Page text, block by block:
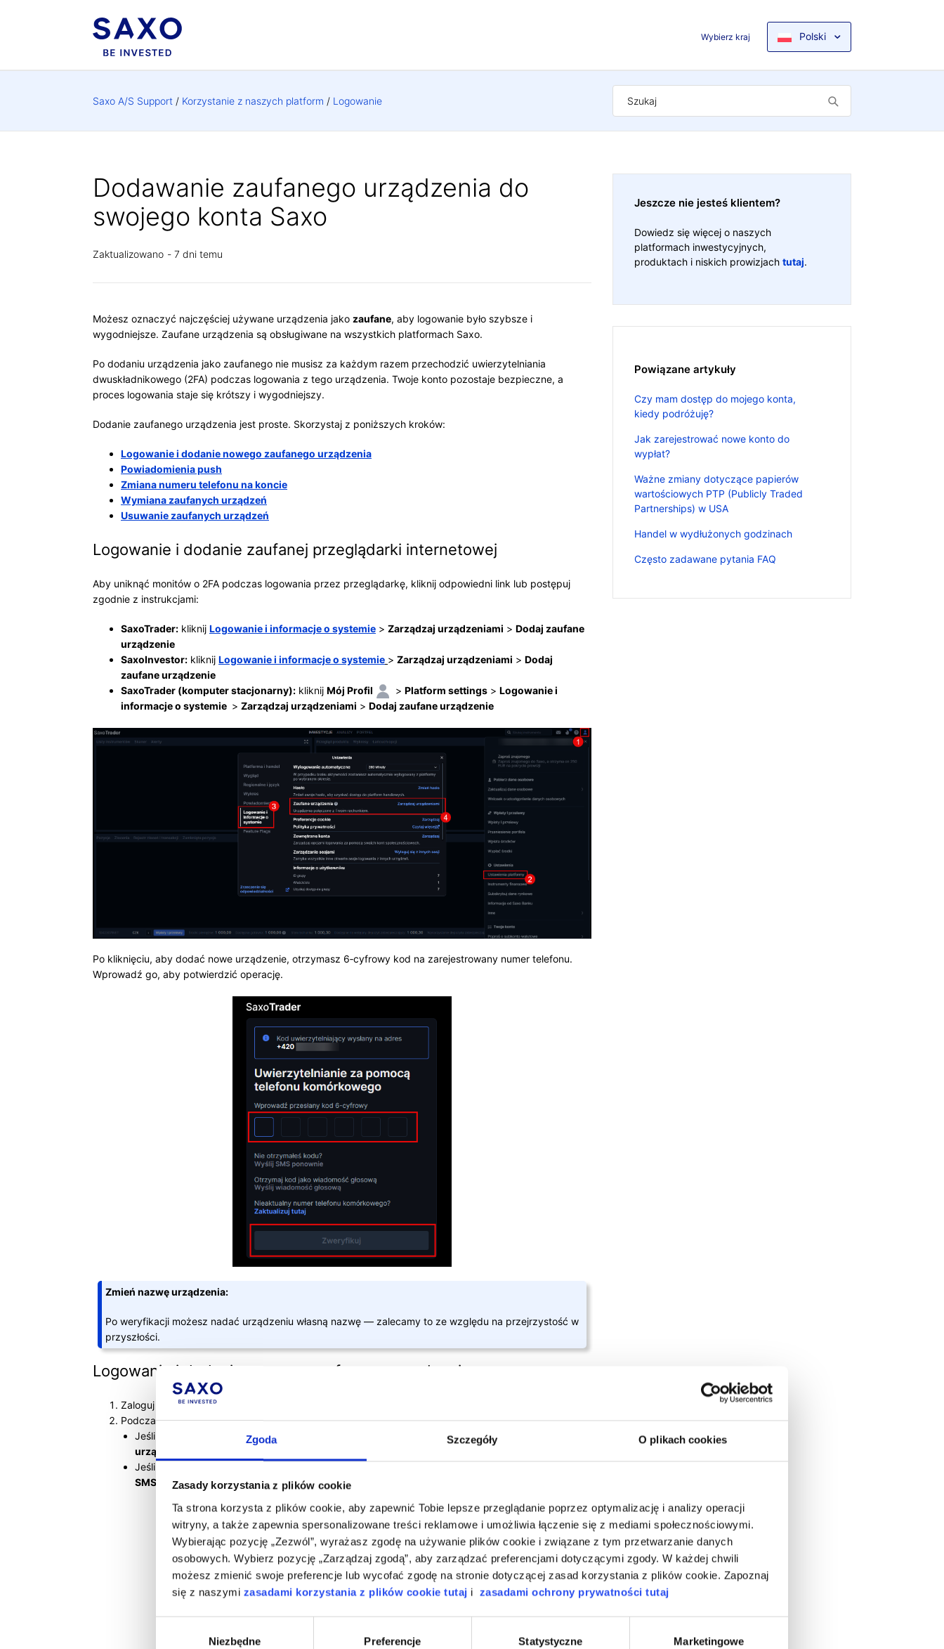
Zgoda Szczegóły O plikach cookies
Zasady korzystania z plików cookie
Ta strona korzysta z plików cookie, aby zapewnić Tobie lepsze przeglądanie poprzez optymalizację i analizy operacji
witryny, a także zapewnia spersonalizowane treści reklamowe i umożliwia łączenie się z mediami społecznościowymi.
Wybierając pozycję „Zezwól”, wyrażasz zgodę na używanie plików cookie i związane z tym przetwarzanie danych
osobowych. Wybierz pozycję „Zarządzaj zgodą”, aby zarządzać preferencjami dotyczącymi zgody. W każdej chwili
możesz zmienić swoje preferencje lub wycofać zgodę na stronie dotyczącej zasad korzystania z plików cookie. Zapoznaj
się z naszymi zasadami korzystania z plików cookie tutaj i zasadami ochrony prywatności tutaj
Niezbędne Preferencje Statystyczne Marketingowe
Wybierz kraj Polski
Saxo A/S Support Korzystanie z naszych platform Logowanie
Dodawanie zaufanego urządzenia do
swojego konta Saxo
Zaktualizowano 7 dni temu
Możesz oznaczyć najczęściej używane urządzenia jako zaufane, aby logowanie było szybsze i
wygodniejsze. Zaufane urządzenia są obsługiwane na wszystkich platformach Saxo.
Po dodaniu urządzenia jako zaufanego nie musisz za każdym razem przechodzić uwierzytelniania
dwuskładnikowego (2FA) podczas logowania z tego urządzenia. Twoje konto pozostaje bezpieczne, a
proces logowania staje się krótszy i wygodniejszy.
Dodanie zaufanego urządzenia jest proste. Skorzystaj z poniższych kroków:
Logowanie i dodanie nowego zaufanego urządzenia
Powiadomienia push
Zmiana numeru telefonu na koncie
Wymiana zaufanych urządzeń
Usuwanie zaufanych urządzeń
Logowanie i dodanie zaufanej przeglądarki internetowej
Aby uniknąć monitów o 2FA podczas logowania przez przeglądarkę, kliknij odpowiedni link lub postępuj
zgodnie z instrukcjami:
SaxoTrader: kliknij Logowanie i informacje o systemie > Zarządzaj urządzeniami > Dodaj zaufane
urządzenie
SaxoInvestor: kliknij Logowanie i informacje o systemie > Zarządzaj urządzeniami > Dodaj
zaufane urządzenie
SaxoTrader (komputer stacjonarny): kliknij Mój Profil > Platform settings > Logowanie i
informacje o systemie > Zarządzaj urządzeniami > Dodaj zaufane urządzenie
Po kliknięciu, aby dodać nowe urządzenie, otrzymasz 6‑cyfrowy kod na zarejestrowany numer telefonu.
Wprowadź go, aby potwierdzić operację.
Zmień nazwę urządzenia:
Po weryfikacji możesz nadać urządzeniu własną nazwę — zalecamy to ze względu na przejrzystość w
przyszłości.
Logowanie i dodanie nowego zaufanego urządzenia
Zaloguj się, podając User ID i hasło, a następnie kliknij
Podczas logowania z nowego urządzenia zostaniesz poproszony o weryfikację:
Jeśli masz aplikację Saxo na telefonie i masz włączone
Face ID, odcisk palca lub kod/PIN
urządzenia
Jeśli nie masz aplikacji Saxo: zatwierdź logowanie, wpisując kod weryfikacyjny otrzymany
SMS‑em, a następnie kliknijWeryfikuj.
Jeszcze nie jesteś klientem?
Dowiedz się więcej o naszych
platformach inwestycyjnych,
produktach i niskich prowizjach tutaj.
Powiązane artykuły
Czy mam dostęp do mojego konta,
kiedy podróżuję?
Jak zarejestrować nowe konto do
wypłat?
Ważne zmiany dotyczące papierów
wartościowych PTP (Publicly Traded
Partnerships) w USA
Handel w wydłużonych godzinach
Często zadawane pytania FAQ